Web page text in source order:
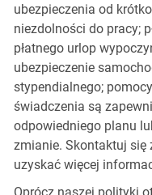
ubezpieczenia od
niezdolności do pracy;
płatnego urlop
ubezpieczenie
stypendialnego;
świadczenia są
odpowiedniego planu
zmianie. Skontaktuj się
uzyskać więcej
Oprócz naszej polityki